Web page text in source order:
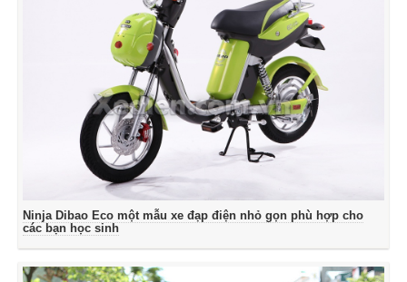
Ninja Dibao Eco một mẫu xe đạp điện nhỏ gọn phù hợp cho
các bạn học sinh